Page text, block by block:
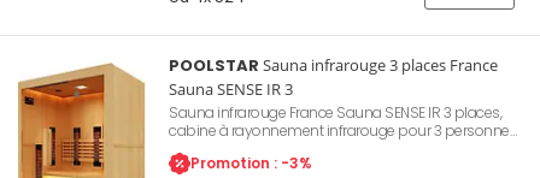
POOLSTAR Sauna infrarouge 3 places France
Sauna SENSE IR 3
Sauna infrarouge France Sauna SENSE IR 3 places,
cabine à rayonnement infrarouge pour 3 personnes,
structure bois avec façade partiellement vitrée,
émetteurs IR intégrés, banc double hauteur,
Promotion : -3%